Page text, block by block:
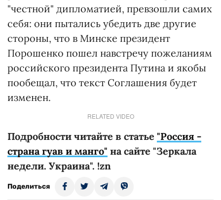
"честной" дипломатией, превзошли самих
себя: они пытались убедить две другие
стороны, что в Минске президент
Порошенко пошел навстречу пожеланиям
российского президента Путина и якобы
пообещал, что текст Соглашения будет
изменен.
RELATED VIDEO
Подробности читайте в статье "Россия -
страна гуав и манго" на сайте "Зеркала
недели. Украина". !zn
Поделиться